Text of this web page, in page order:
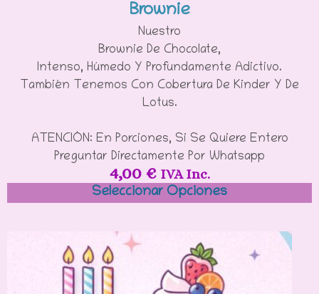
Brownie
Nuestro
Brownie De Chocolate,
Intenso, Húmedo Y Profundamente Adictivo.
También Tenemos Con Cobertura De Kinder Y De
Lotus.
ATENCIÓN: En Porciones, Si Se Quiere Entero
Preguntar Directamente Por Whatsapp
4,00 € IVA Inc.
Seleccionar Opciones